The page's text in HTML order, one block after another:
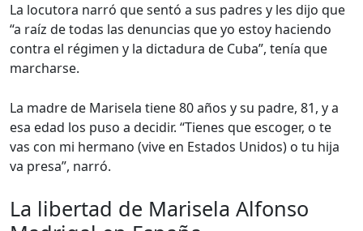
La locutora narró que sentó a sus padres y les dijo que
“a raíz de todas las denuncias que yo estoy haciendo
contra el régimen y la dictadura de Cuba”, tenía que
marcharse.
La madre de Marisela tiene 80 años y su padre, 81, y a
esa edad los puso a decidir. “Tienes que escoger, o te
vas con mi hermano (vive en Estados Unidos) o tu hija
va presa”, narró.
La libertad de Marisela Alfonso